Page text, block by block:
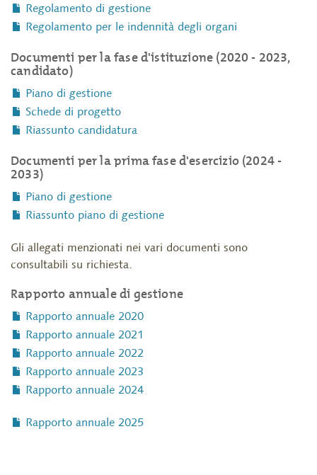
Regolamento di gestione
Regolamento per le indennità degli organi
Documenti per la fase d'istituzione (2020 - 2023,
candidato)
Piano di gestione
Schede di progetto
Riassunto candidatura
Documenti per la prima fase d'esercizio (2024 -
2033)
Piano di gestione
Riassunto piano di gestione
Gli allegati menzionati nei vari documenti sono
consultabili su richiesta.
Rapporto annuale di gestione
Rapporto annuale 2020
Rapporto annuale 2021
Rapporto annuale 2022
Rapporto annuale 2023
Rapporto annuale 2024
Rapporto annuale 2025